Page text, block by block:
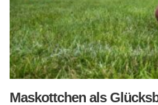
Maskottchen als